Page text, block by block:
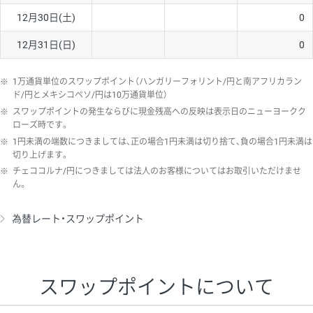
12月30日(土) 0
12月31日(日) 0
※ 1万通貨単位のスワップポイント（ハンガリーフォリント/円と南アフリカラン
ド/円とメキシコペソ/円は10万通貨単位）
※ スワップポイントの発生ならびに現金残高への反映は表示日のニューヨークク
ローズ時です。
※ 1円未満の端数につきましては、正の場合1円未満は切り捨て、負の場合1円未満は
切り上げます。
※ チェココルナ/円につきましては法人のお客様についてはお取引いただけませ
ん。
為替レート・スワップポイント
スワップポイントについて